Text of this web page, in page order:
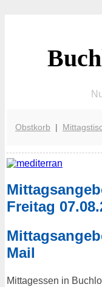
Obstkorb |
Freitag
Mail
Mittagessen in